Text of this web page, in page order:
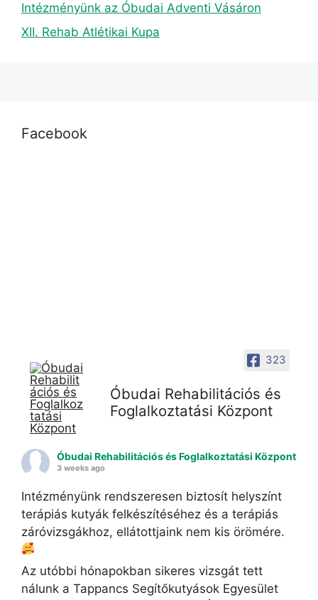
Intézményünk az Óbudai Adventi Vásáron
XII. Rehab Atlétikai Kupa
Facebook
323
Óbudai Rehabilitációs és
Foglalkoztatási Központ
Óbudai Rehabilitációs és Foglalkoztatási Központ
3 weeks ago
Intézményünk rendszeresen biztosít helyszínt
terápiás kutyák felkészítéséhez és a terápiás
záróvizsgákhoz, ellátottjaink nem kis örömére.
Az utóbbi hónapokban sikeres vizsgát tett
nálunk a Tappancs Segítőkutyások Egyesület